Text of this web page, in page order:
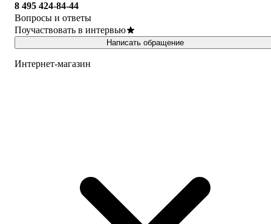
8 495 424-84-44
Вопросы и ответы
Поучаствовать в интервью
Написать обращение
Интернет-магазин